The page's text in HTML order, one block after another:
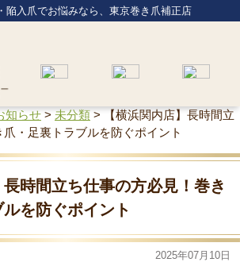
陥入爪でお悩みなら、東京巻き爪補正店
知らせ > 未分類 >
【横浜関内店】長時間立
・足裏トラブルを防ぐポイント
長時間立ち仕事の方必見！巻き
を防ぐポイント
2025年07月10日